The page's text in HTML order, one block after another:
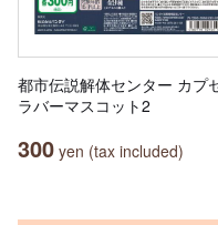
都市伝説解体センター カプ
ラバーマスコット2
300 yen (tax included)